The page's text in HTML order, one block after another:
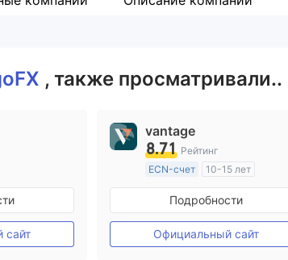
, также просматривали..
Австралия
MT4
сайт
vantage
8.71 Рейтинг
ECN-счет
10-15 лет
Регулирование в Австралия
Маркет-Мейкинг (MM)
Основной стандарт MT4
Подробности
Официальный сайт